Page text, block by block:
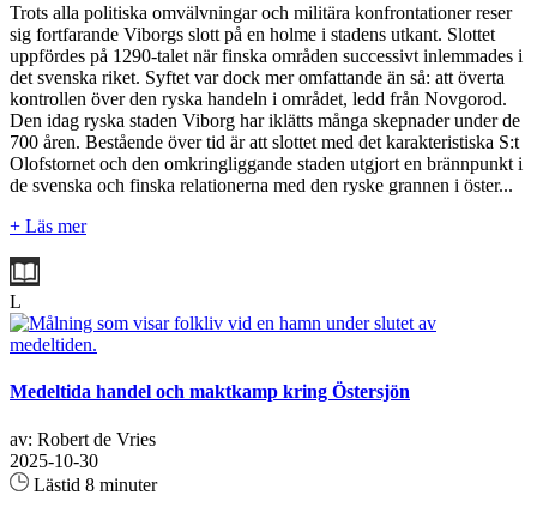
Trots alla politiska omvälvningar och militära konfrontationer reser
sig fortfarande Viborgs slott på en holme i stadens utkant. Slottet
uppfördes på 1290-talet när finska områden successivt inlemmades i
det svenska riket. Syftet var dock mer omfattande än så: att överta
kontrollen över den ryska handeln i området, ledd från Novgorod.
Den idag ryska staden Viborg har iklätts många skepnader under de
700 åren. Bestående över tid är att slottet med det karakteristiska S:t
Olofstornet och den omkringliggande staden utgjort en brännpunkt i
de svenska och finska relationerna med den ryske grannen i öster...
+ Läs mer
L
Medeltida handel och maktkamp kring Östersjön
av: Robert de Vries
2025-10-30
Lästid 8 minuter